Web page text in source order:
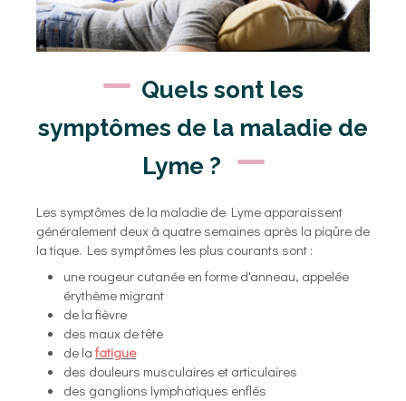
Quels sont les
symptômes de la maladie de
Lyme ?
Les symptômes de la maladie de Lyme apparaissent
généralement deux à quatre semaines après la piqûre de
la tique. Les symptômes les plus courants sont :
une rougeur cutanée en forme d'anneau, appelée
érythème migrant
de la fièvre
des maux de tête
de la fatigue
des douleurs musculaires et articulaires
des ganglions lymphatiques enflés